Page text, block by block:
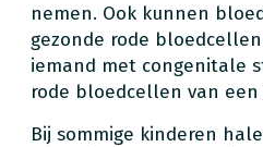
nemen. Ook kunnen
gezonde rode
iemand met congenitale
rode bloedcellen van een
Bij sommige kinderen